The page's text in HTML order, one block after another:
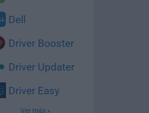
Dell
Driver Booster
Driver Updater
Driver Easy
Ver más »